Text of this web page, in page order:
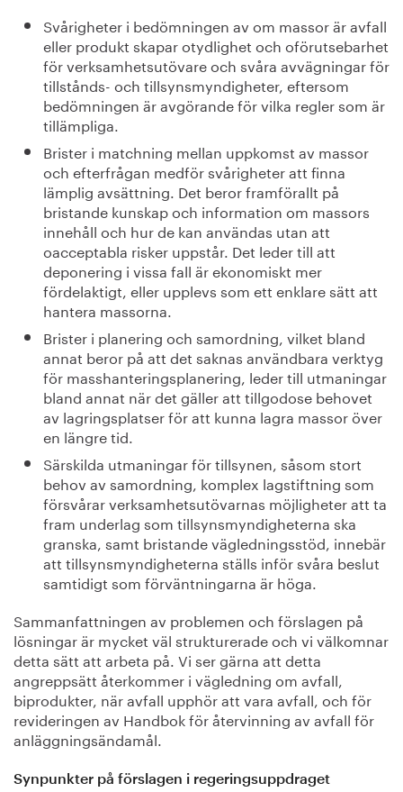
Svårigheter i bedömningen av om massor är avfall
eller produkt skapar otydlighet och oförutsebarhet
för verksamhetsutövare och svåra avvägningar för
tillstånds- och tillsynsmyndigheter, eftersom
bedömningen är avgörande för vilka regler som är
tillämpliga.
Brister i matchning mellan uppkomst av massor
och efterfrågan medför svårigheter att finna
lämplig avsättning. Det beror framförallt på
bristande kunskap och information om massors
innehåll och hur de kan användas utan att
oacceptabla risker uppstår. Det leder till att
deponering i vissa fall är ekonomiskt mer
fördelaktigt, eller upplevs som ett enklare sätt att
hantera massorna.
Brister i planering och samordning, vilket bland
annat beror på att det saknas användbara verktyg
för masshanteringsplanering, leder till utmaningar
bland annat när det gäller att tillgodose behovet
av lagringsplatser för att kunna lagra massor över
en längre tid.
Särskilda utmaningar för tillsynen, såsom stort
behov av samordning, komplex lagstiftning som
försvårar verksamhetsutövarnas möjligheter att ta
fram underlag som tillsynsmyndigheterna ska
granska, samt bristande vägledningsstöd, innebär
att tillsynsmyndigheterna ställs inför svåra beslut
samtidigt som förväntningarna är höga.
Sammanfattningen av problemen och förslagen på
lösningar är mycket väl strukturerade och vi välkomnar
detta sätt att arbeta på. Vi ser gärna att detta
angreppsätt återkommer i vägledning om avfall,
biprodukter, när avfall upphör att vara avfall, och för
revideringen av Handbok för återvinning av avfall för
anläggningsändamål.
Synpunkter på förslagen i regeringsuppdraget